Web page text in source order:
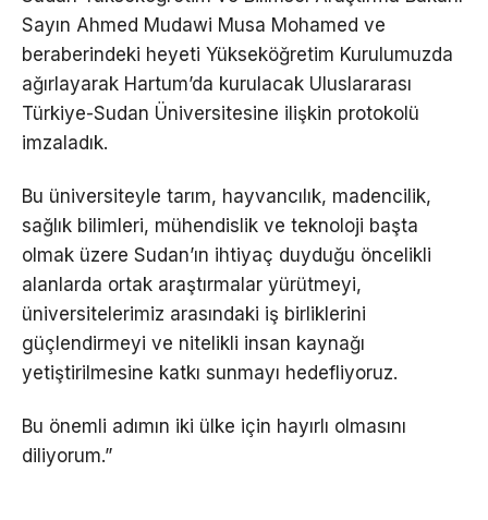
Sayın Ahmed Mudawi Musa Mohamed ve
beraberindeki heyeti Yükseköğretim Kurulumuzda
ağırlayarak Hartum’da kurulacak Uluslararası
Türkiye-Sudan Üniversitesine ilişkin protokolü
imzaladık.
Bu üniversiteyle tarım, hayvancılık, madencilik,
sağlık bilimleri, mühendislik ve teknoloji başta
olmak üzere Sudan’ın ihtiyaç duyduğu öncelikli
alanlarda ortak araştırmalar yürütmeyi,
üniversitelerimiz arasındaki iş birliklerini
güçlendirmeyi ve nitelikli insan kaynağı
yetiştirilmesine katkı sunmayı hedefliyoruz.
Bu önemli adımın iki ülke için hayırlı olmasını
diliyorum.”